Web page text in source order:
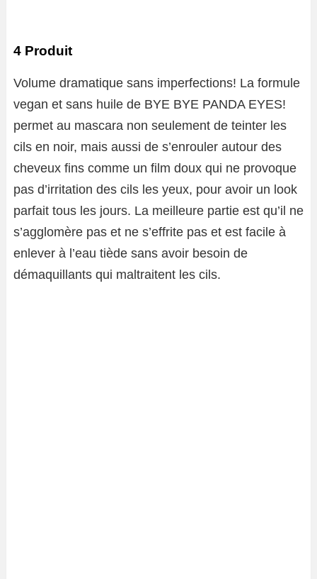
4 Produit
Volume dramatique sans imperfections! La formule
vegan et sans huile de BYE BYE PANDA EYES!
permet au mascara non seulement de teinter les
cils en noir, mais aussi de s’enrouler autour des
cheveux fins comme un film doux qui ne provoque
pas d’irritation des cils les yeux, pour avoir un look
parfait tous les jours. La meilleure partie est qu’il ne
s’agglomère pas et ne s’effrite pas et est facile à
enlever à l’eau tiède sans avoir besoin de
démaquillants qui maltraitent les cils.